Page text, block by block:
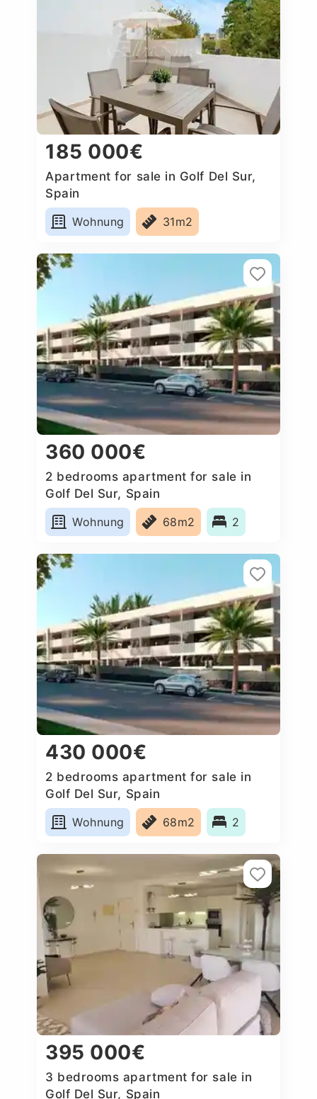
185 000€
Apartment for sale in Golf Del Sur,
Spain
Wohnung
31m2
360 000€
2 bedrooms apartment for sale in
Golf Del Sur, Spain
Wohnung
68m2 2
430 000€
2 bedrooms apartment for sale in
Golf Del Sur, Spain
Wohnung
68m2 2
395 000€
3 bedrooms apartment for sale in
Golf Del Sur, Spain